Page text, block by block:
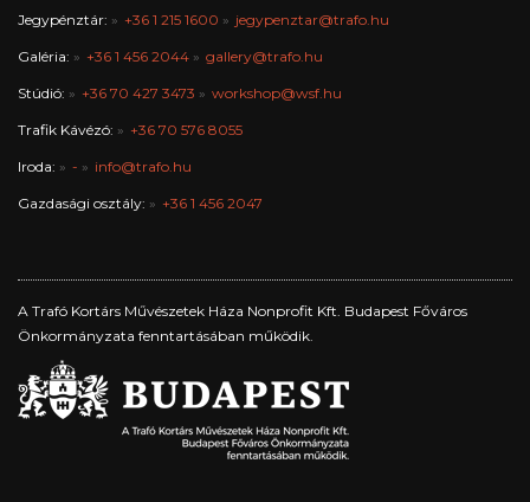
Jegypénztár: +36 1 215 1600 jegypenztar@trafo.hu
Galéria: +36 1 456 2044 gallery@trafo.hu
Stúdió: +36 70 427 3473 workshop@wsf.hu
Trafik Kávézó: +36 70 576 8055
Iroda: - info@trafo.hu
Gazdasági osztály: +36 1 456 2047
A Trafó Kortárs Művészetek Háza Nonprofit Kft. Budapest Főváros
Önkormányzata fenntartásában működik.